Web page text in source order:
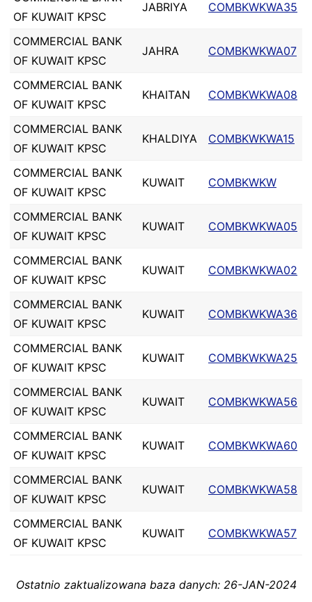
OF KUWAIT KPSC
JABRIYA COMBKWKWA35
COMMERCIAL BANK
OF KUWAIT KPSC
JAHRA COMBKWKWA07
COMMERCIAL BANK
OF KUWAIT KPSC
KHAITAN COMBKWKWA08
COMMERCIAL BANK
OF KUWAIT KPSC
KHALDIYA COMBKWKWA15
COMMERCIAL BANK
OF KUWAIT KPSC
KUWAIT COMBKWKW
COMMERCIAL BANK
OF KUWAIT KPSC
KUWAIT COMBKWKWA05
COMMERCIAL BANK
OF KUWAIT KPSC
KUWAIT COMBKWKWA02
COMMERCIAL BANK
OF KUWAIT KPSC
KUWAIT COMBKWKWA36
COMMERCIAL BANK
OF KUWAIT KPSC
KUWAIT COMBKWKWA25
COMMERCIAL BANK
OF KUWAIT KPSC
KUWAIT COMBKWKWA56
COMMERCIAL BANK
OF KUWAIT KPSC
KUWAIT COMBKWKWA60
COMMERCIAL BANK
OF KUWAIT KPSC
KUWAIT COMBKWKWA58
COMMERCIAL BANK
OF KUWAIT KPSC
KUWAIT COMBKWKWA57
Ostatnio zaktualizowana baza danych: 26-JAN-2024